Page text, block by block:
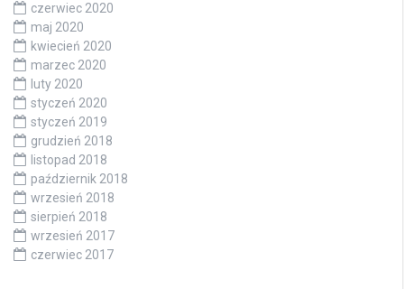
czerwiec 2020
maj 2020
kwiecień 2020
marzec 2020
luty 2020
styczeń 2020
styczeń 2019
grudzień 2018
listopad 2018
październik 2018
wrzesień 2018
sierpień 2018
wrzesień 2017
czerwiec 2017